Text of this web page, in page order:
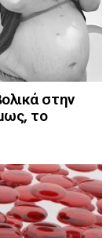
στην
το